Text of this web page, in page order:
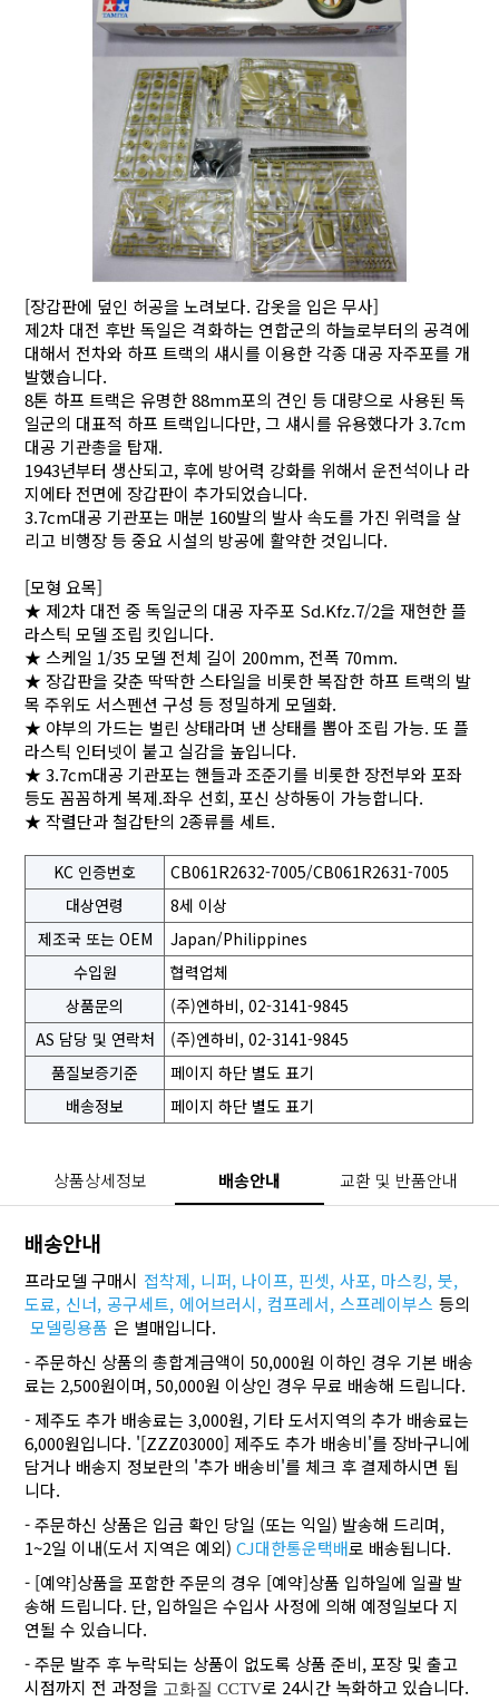
[장갑판에 덮인 허공을 노려보다. 갑옷을 입은 무사]
제2차 대전 후반 독일은 격화하는 연합군의 하늘로부터의 공격에
대해서 전차와 하프 트랙의 섀시를 이용한 각종 대공 자주포를 개
발했습니다.
8톤 하프 트랙은 유명한 88mm포의 견인 등 대량으로 사용된 독
일군의 대표적 하프 트랙입니다만, 그 섀시를 유용했다가 3.7cm
대공 기관총을 탑재.
1943년부터 생산되고, 후에 방어력 강화를 위해서 운전석이나 라
지에타 전면에 장갑판이 추가되었습니다.
3.7cm대공 기관포는 매분 160발의 발사 속도를 가진 위력을 살
리고 비행장 등 중요 시설의 방공에 활약한 것입니다.
[모형 요목]
★ 제2차 대전 중 독일군의 대공 자주포 Sd.Kfz.7/2을 재현한 플
라스틱 모델 조립 킷입니다.
★ 스케일 1/35 모델 전체 길이 200mm, 전폭 70mm.
★ 장갑판을 갖춘 딱딱한 스타일을 비롯한 복잡한 하프 트랙의 발
목 주위도 서스펜션 구성 등 정밀하게 모델화.
★ 야부의 가드는 벌린 상태라며 낸 상태를 뽑아 조립 가능. 또 플
라스틱 인터넷이 붙고 실감을 높입니다.
★ 3.7cm대공 기관포는 핸들과 조준기를 비롯한 장전부와 포좌
등도 꼼꼼하게 복제.좌우 선회, 포신 상하동이 가능합니다.
★ 작렬단과 철갑탄의 2종류를 세트.
KC 인증번호
CB061R2632-7005/CB061R2631-7005
대상연령
8세 이상
제조국 또는 OEM
Japan/Philippines
수입원
협력업체
상품문의
(주)엔하비, 02-3141-9845
AS 담당 및 연락처
(주)엔하비, 02-3141-9845
품질보증기준
페이지 하단 별도 표기
배송정보
페이지 하단 별도 표기
상품상세정보 배송안내 교환 및 반품안내
배송안내
프라모델 구매시 접착제, 니퍼, 나이프, 핀셋, 사포, 마스킹, 붓,
도료, 신너, 공구세트, 에어브러시, 컴프레서, 스프레이부스 등의
모델링용품 은 별매입니다.
- 주문하신 상품의 총합계금액이 50,000원 이하인 경우 기본 배송
료는 2,500원이며, 50,000원 이상인 경우 무료 배송해 드립니다.
- 제주도 추가 배송료는 3,000원, 기타 도서지역의 추가 배송료는
6,000원입니다. '[ZZZ03000] 제주도 추가 배송비'를 장바구니에
담거나 배송지 정보란의 '추가 배송비'를 체크 후 결제하시면 됩
니다.
- 주문하신 상품은 입금 확인 당일 (또는 익일) 발송해 드리며,
1~2일 이내(도서 지역은 예외)CJ대한통운택배로 배송됩니다.
- [예약]상품을 포함한 주문의 경우 [예약]상품 입하일에 일괄 발
송해 드립니다. 단, 입하일은 수입사 사정에 의해 예정일보다 지
연될 수 있습니다.
- 주문 발주 후 누락되는 상품이 없도록 상품 준비, 포장 및 출고
시점까지 전 과정을 고화질 CCTV로 24시간 녹화하고 있습니다.